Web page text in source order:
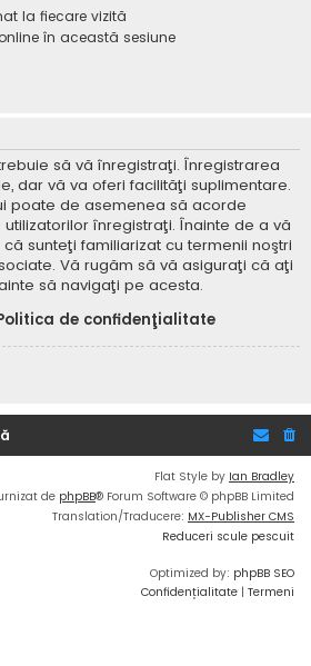
la fiecare vizită
în această sesiune
să vă înregistraţi. Înregistrarea
dar vă va oferi facilităţi suplimentare.
poate de asemenea să acorde
înregistraţi. Înainte de a vă
sunteţi familiarizat cu termenii noştri
Vă rugăm să vă asiguraţi că aţi
să navigaţi pe acesta.
de confidenţialitate
Flat Style by Ian Bradley
de phpBB® Forum Software © phpBB Limited
Translation/Traducere: MX-Publisher CMS
Reduceri scule pescuit
Optimized by: phpBB SEO
Confidențialitate | Termeni